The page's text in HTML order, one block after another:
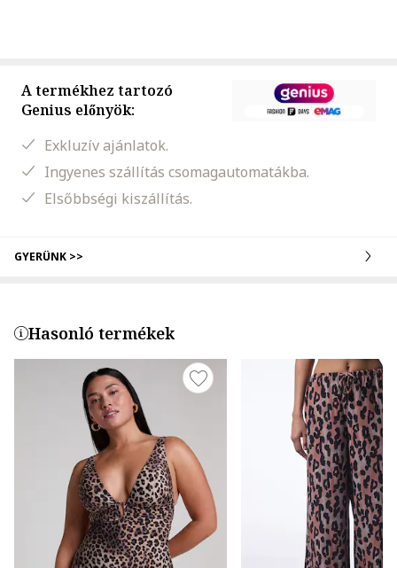
A termékhez tartozó
Genius előnyök:
Exkluzív ajánlatok.
Ingyenes szállítás csomagautomatákba.
Elsőbbségi kiszállítás.
GYERÜNK >>
Hasonló termékek